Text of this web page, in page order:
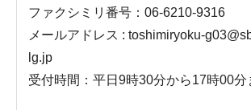
ファクシミリ番号：06-6210-9316
メールアドレス : toshimiryoku-
lg.jp
受付時間：平日9時30分から17時00分